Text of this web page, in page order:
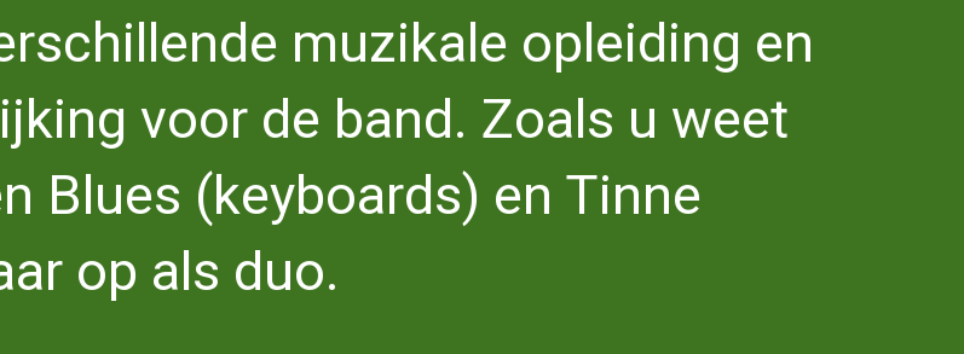
muzikale opleiding en
voor de band. Zoals u weet
Blues (keyboards) en Tinne
op als duo.